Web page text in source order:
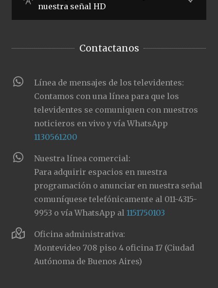
nuestra señal HD
Contactanos
Línea de mensajes de los televidentes:
Contamos con una línea para que los
televidentes se comuniquen con nuestros
noticieros en vivo y vía WhatsApp
1130561200
Nuestra línea comercial:
Para adquirir espacios en nuestra
programación o anunciar en nuestra señal
comuníquese telefónicamente al 011-4315-
9953 o vía WhatsApp al1151750103
Oficina administrativa:
Montevideo 708 piso 4 oficina 17 (Ciudad
Autónoma de Buenos Aires)